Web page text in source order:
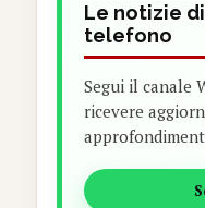
Le notizie
telefono
Segui il canale
ricevere